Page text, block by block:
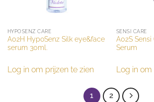
HYPOSENZ CARE
A02H HypoSenz Silk eye&face
serum 30ml.
Log in om prijzen te zien
SENSI CARE
A02S
Serum
Log in om
1 2